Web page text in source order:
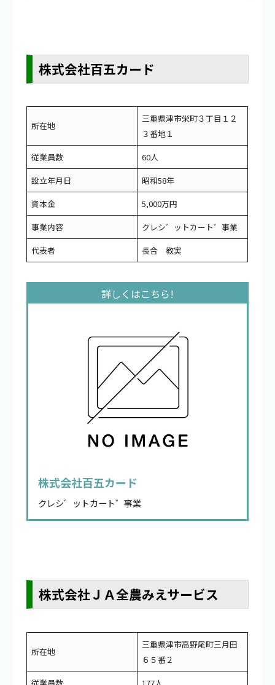
株式会社百五カード
所在地
三重県津市栄町３丁目１２
３番地１
従業員数
60人
設立年月日
昭和58年
資本金
5,000万円
事業内容
クレシ゛ットカート゛事業
代表者
長合 教実
株式会社百五カード
クレシ゛ットカート゛事業
株式会社ＪＡ全農みえサービス
所在地
三重県津市高野尾町三月田
６５番２